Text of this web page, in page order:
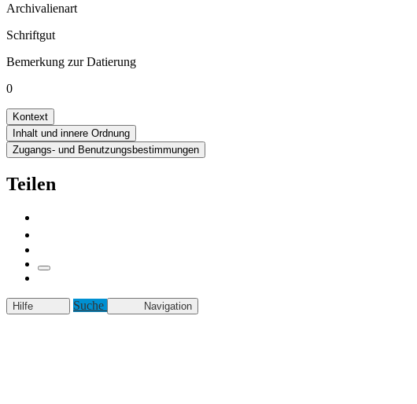
Archivalienart
Schriftgut
Bemerkung zur Datierung
0
Kontext
Inhalt und innere Ordnung
Zugangs- und Benutzungsbestimmungen
Teilen
Hilfe Suche Navigation